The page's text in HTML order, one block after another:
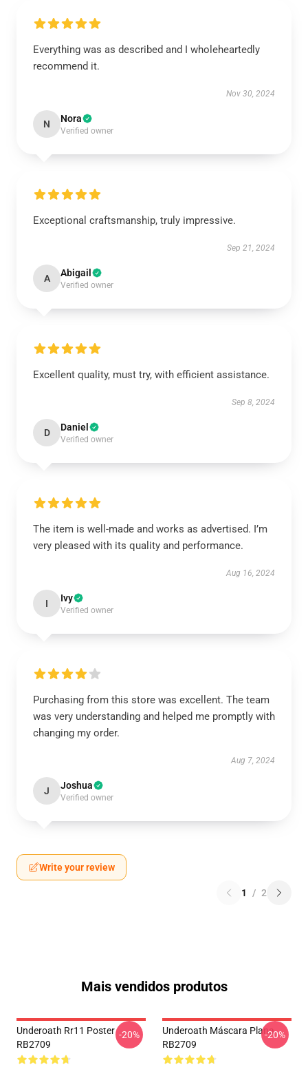
Everything was as described and I wholeheartedly
recommend it.
Nov 30, 2024
N Nora
Verified owner
Exceptional craftsmanship, truly impressive.
Sep 21, 2024
A Abigail
Verified owner
Excellent quality, must try, with efficient assistance.
Sep 8, 2024
D Daniel
Verified owner
The item is well-made and works as advertised. I’m
very pleased with its quality and performance.
Aug 16, 2024
I Ivy
Verified owner
Purchasing from this store was excellent. The team
was very understanding and helped me promptly with
changing my order.
Aug 7, 2024
J Joshua
Verified owner
Write your review
1 / 2
Mais vendidos produtos
Underoath Rr11 Poster
RB2709
-20%
Underoath Máscara Plana
RB2709
-20%